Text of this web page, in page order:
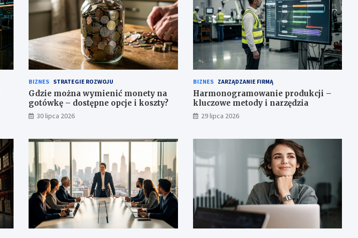
BIZNES STRATEGIE ROZWOJU
Gdzie można wymienić monety na
gotówkę – dostępne opcje i koszty?
30 lipca 2026
BIZNES ZARZĄDZANIE FIRMĄ
Harmonogramowanie produkcji –
kluczowe metody i narzędzia
29 lipca 2026